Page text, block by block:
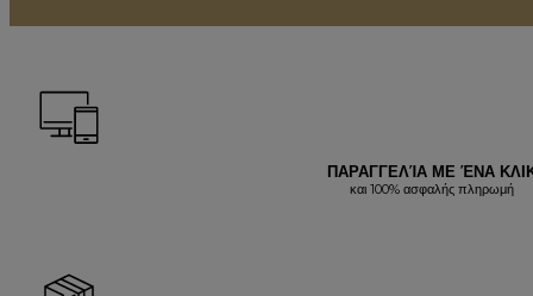
ΠΑΡΑΓΓΕΛΊΑ ΜΕ ΈΝΑ
και 100% ασφαλής πληρωμή